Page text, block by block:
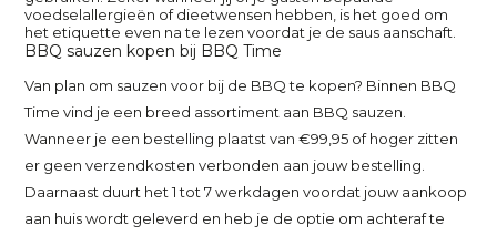
voedselallergieën of dieetwensen hebben, is het goed om
het etiquette even na te lezen voordat je de saus aanschaft.
BBQ sauzen kopen bij BBQ Time
Van plan om sauzen voor bij de BBQ te kopen? Binnen BBQ
Time vind je een breed assortiment aan BBQ sauzen.
Wanneer je een bestelling plaatst van €99,95 of hoger zitten
er geen verzendkosten verbonden aan jouw bestelling.
Daarnaast duurt het 1 tot 7 werkdagen voordat jouw aankoop
aan huis wordt geleverd en heb je de optie om achteraf te